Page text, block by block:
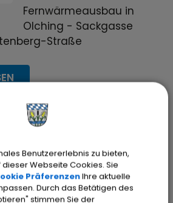
Fernwärmeausbau in
Olching - Sackgasse
Straße
S
t
a
d
t
O
l
c
h
i
n
g
22.05.2026
Erfolgreiche
Fundradversteigeru
Benutzererlebnis zu bieten,
Webseite Cookies. Sie
PräferenzenIhre aktuelle
Durch das Betätigen des
stimmen Sie der